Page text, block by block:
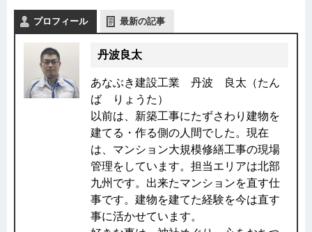
プロフィール 最新の記事
丹波良太
あなぶき建設工業 丹波 良太（たん
ば りょうた）
以前は、新築工事にたずさわり建物を
建てる・作る側の人間でした。現在
は、マンション大規模修繕工事の現場
管理をしています。担当エリアは北部
九州です。出来たマンションを直す仕
事です。建物を建てた経験を今は直す
事に活かせています。